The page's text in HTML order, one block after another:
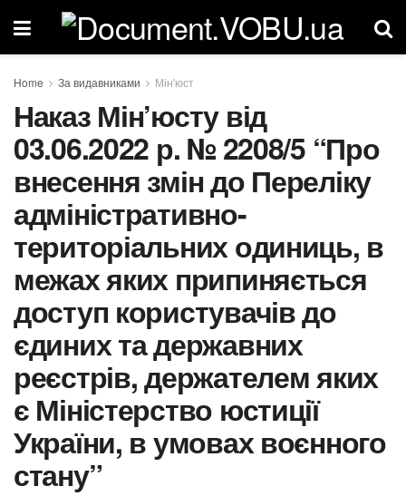
Home За видавниками Мін'юст
Наказ Мін’юсту від
03.06.2022 р. № 2208/5 “Про
внесення змін до Переліку
адміністративно-
територіальних одиниць, в
межах яких припиняється
доступ користувачів до
єдиних та державних
реєстрів, держателем яких
є Міністерство юстиції
України, в умовах воєнного
стану”